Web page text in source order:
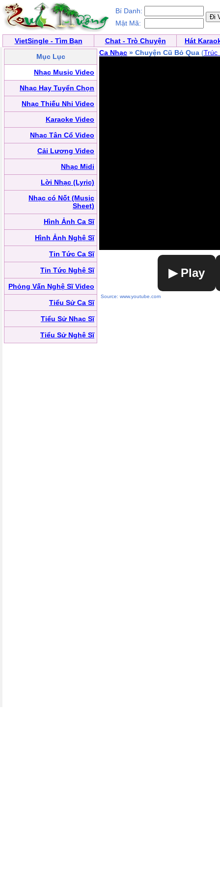
Bí Danh:
Mật Mã:
VietSingle - Tìm Bạn Chat - Trò Chuyện
Hát
Mục Lục
Nhạc Music Video
Nhạc Hay Tuyển Chọn
Nhạc Thiếu Nhi Video
Karaoke Video
Nhạc Tân Cổ Video
Cải Lương Video
Nhạc Midi
Lời Nhạc (Lyric)
Nhạc có Nốt (Music
Sheet)
Hình Ảnh Ca Sĩ
Hình Ảnh Nghệ Sĩ
Tin Tức Ca Sĩ
Tin Tức Nghệ Sĩ
Phỏng Vấn Nghệ Sĩ Video
Tiểu Sử Ca Sĩ
Tiểu Sử Nhạc Sĩ
Tiểu Sử Nghệ Sĩ
Ca Nhạc » Chuyện Cũ Bỏ Qua (Trúc
▶ Play
Source: www.youtube.com